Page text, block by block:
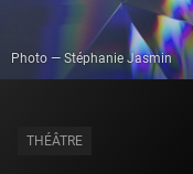
Photo — Stéphanie Jasmin
THÉÂTRE